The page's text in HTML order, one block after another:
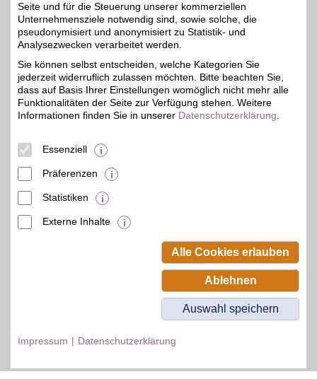
bis zu 20€
Mit dem Livesport-
Streamingdienst über
8.000
Sportübertragungen pro
Jahr erleben: von zu
Hause, unterwegs,
zeitversetzt oder im
Rückblick. Jetzt das
umfangreiche
Sportangebot genießen
und BSW-Vorteil sichern.
© BSW Verbraucher-Service
Alle Rechte vorbehalten.
Seite und für die Steuerung unserer kommerziellen
Unternehmensziele notwendig sind, sowie solche, die
pseudonymisiert und anonymisiert zu Statistik- und
Analysezwecken verarbeitet werden.
Sie können selbst entscheiden, welche Kategorien Sie
jederzeit widerruflich zulassen möchten. Bitte beachten Sie,
dass auf Basis Ihrer Einstellungen womöglich nicht mehr alle
Funktionalitäten der Seite zur Verfügung stehen. Weitere
Informationen finden Sie in unserer Datenschutzerklärung
Essenziell
Präferenzen
Statistiken
Externe Inhalte
Alle Cookies erlauben
Ablehnen
Auswahl speichern
Impressum Datenschutzerklärung